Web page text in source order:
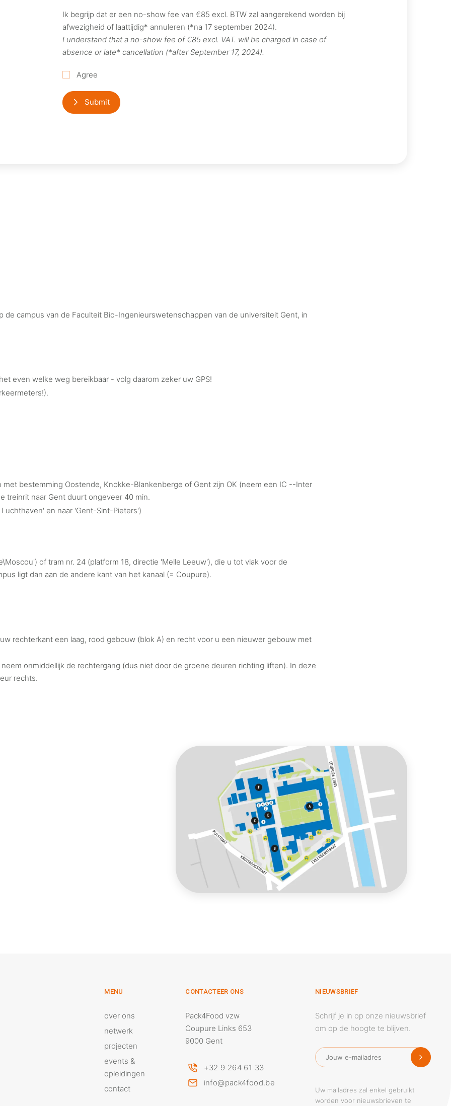
Ik begrijp dat er een no-show fee van €85 excl. BTW zal aangerekend worden bij
afwezigheid of laattijdig* annuleren (*na 17 september 2024).
I understand that a no-show fee of €85 excl. VAT. will be charged in case of
absence or late* cancellation (*after September 17, 2024).
Agree
Submit
de campus van de Faculteit Bio-Ingenieurswetenschappen van de universiteit Gent, in
even welke weg bereikbaar - volg daarom zeker uw GPS!
bestemming Oostende, Knokke-Blankenberge of Gent zijn OK (neem een IC --Inter
treinrit naar Gent duurt ongeveer 40 min.
en naar 'Gent-Sint-Pieters')
of tram nr. 24 (platform 18, directie 'Melle Leeuw'), die u tot vlak voor de
ligt dan aan de andere kant van het kanaal (= Coupure).
rechterkant een laag, rood gebouw (blok A) en recht voor u een nieuwer gebouw met
onmiddellijk de rechtergang (dus niet door de groene deuren richting liften). In deze
rechts.
MENU
over ons
netwerk
projecten
events &
opleidingen
contact
CONTACTEER ONS
Pack4Food vzw
Coupure Links 653
9000 Gent
+32 9 264 61 33
info@pack4food.be
NIEUWSBRIEF
Schrijf je in op onze nieuwsbrief
om op de hoogte te blijven.
Uw mailadres zal enkel gebruikt
worden voor nieuwsbrieven te